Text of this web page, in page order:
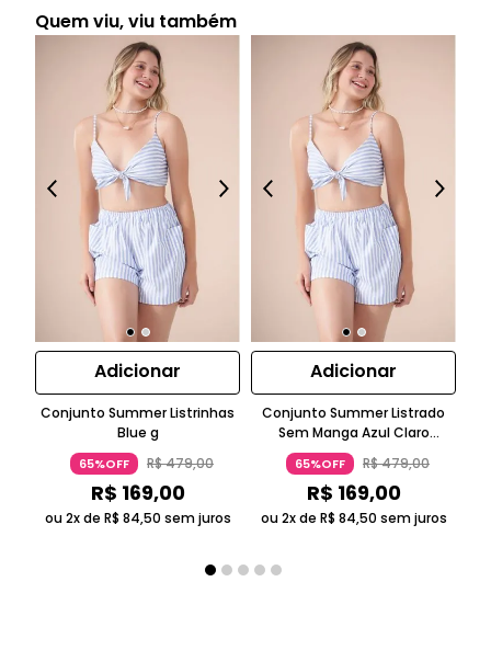
Quem viu, viu também
Adicionar
Conjunto Summer Listrinhas
Blue g
65%OFF R$479,00
R$ 169,00
ou 2x de R$ 84,50 sem juros
Adicionar
Conjunto Summer Listrado
Sem Manga Azul Claro
Suntime
65%OFF R$479,00
R$ 169,00
ou 2x de R$ 84,50 sem juros